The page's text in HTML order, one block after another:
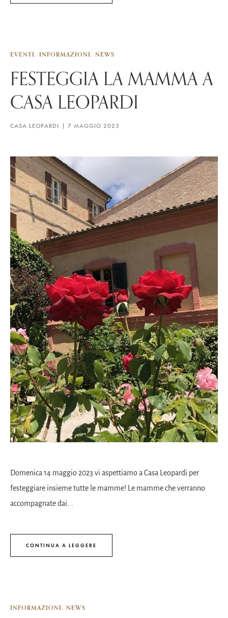
EVENTI INFORMAZIONI NEWS
FESTEGGIA LA MAMMA A
CASA LEOPARDI
CASA LEOPARDI 7 MAGGIO 2023
Domenica 14 maggio 2023 vi aspettiamo a Casa Leopardi per
festeggiare insieme tutte le mamme! Le mamme che verranno
accompagnate dai...
CONTINUA A LEGGERE
INFORMAZIONI NEWS